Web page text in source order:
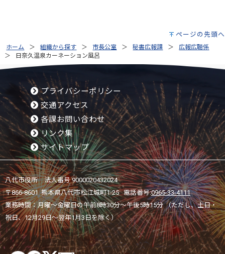
ページの先頭へ
ホーム 組織から探す 市長公室 秘書広報課
広報広聴係
日奈久温泉カーネーション風呂
プライバシーポリシー
交通アクセス
各課お問い合わせ
リンク集
サイトマップ
八代市役所 法人番号 9000020432024
〒866-8601 熊本県八代市松江城町1-25 電話番号:0965-33-4111
業務時間：月曜～金曜日の午前8時30分～午後5時15分 （ただし、土日・
祝日、12月29日～翌年1月3日を除く）